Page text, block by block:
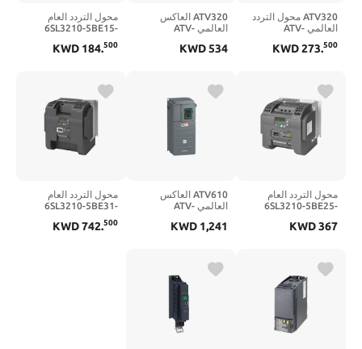
ATV320 محول التردد
العالمي ATV-
ATV320U06N4C
KWD273.500
ATV320 العاكس
العالمي ATV-
ATV320U55N4B
KWD534
محول التردد العام
6SL3210-5BE15-
6SL32105BE155UV0
KWD 184.500
محول التردد العام
6SL3210-5BE25-
6SL32105BE255UV0
KWD367
ATV610 العاكس
العالمي ATV-
ATV610D37N4
KWD 1,241
محول التردد العام
6SL3210-5BE31-
6SL32105BE318UV0
KWD742.500